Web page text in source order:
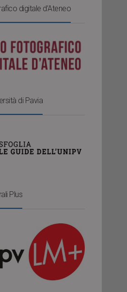
digitale d’Ateneo
di Pavia
Plus